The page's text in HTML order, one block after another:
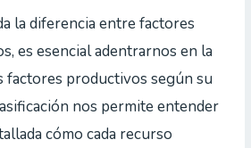
la diferencia entre factores
es esencial adentrarnos en la
factores productivos según su
nos permite entender
cómo cada recurso